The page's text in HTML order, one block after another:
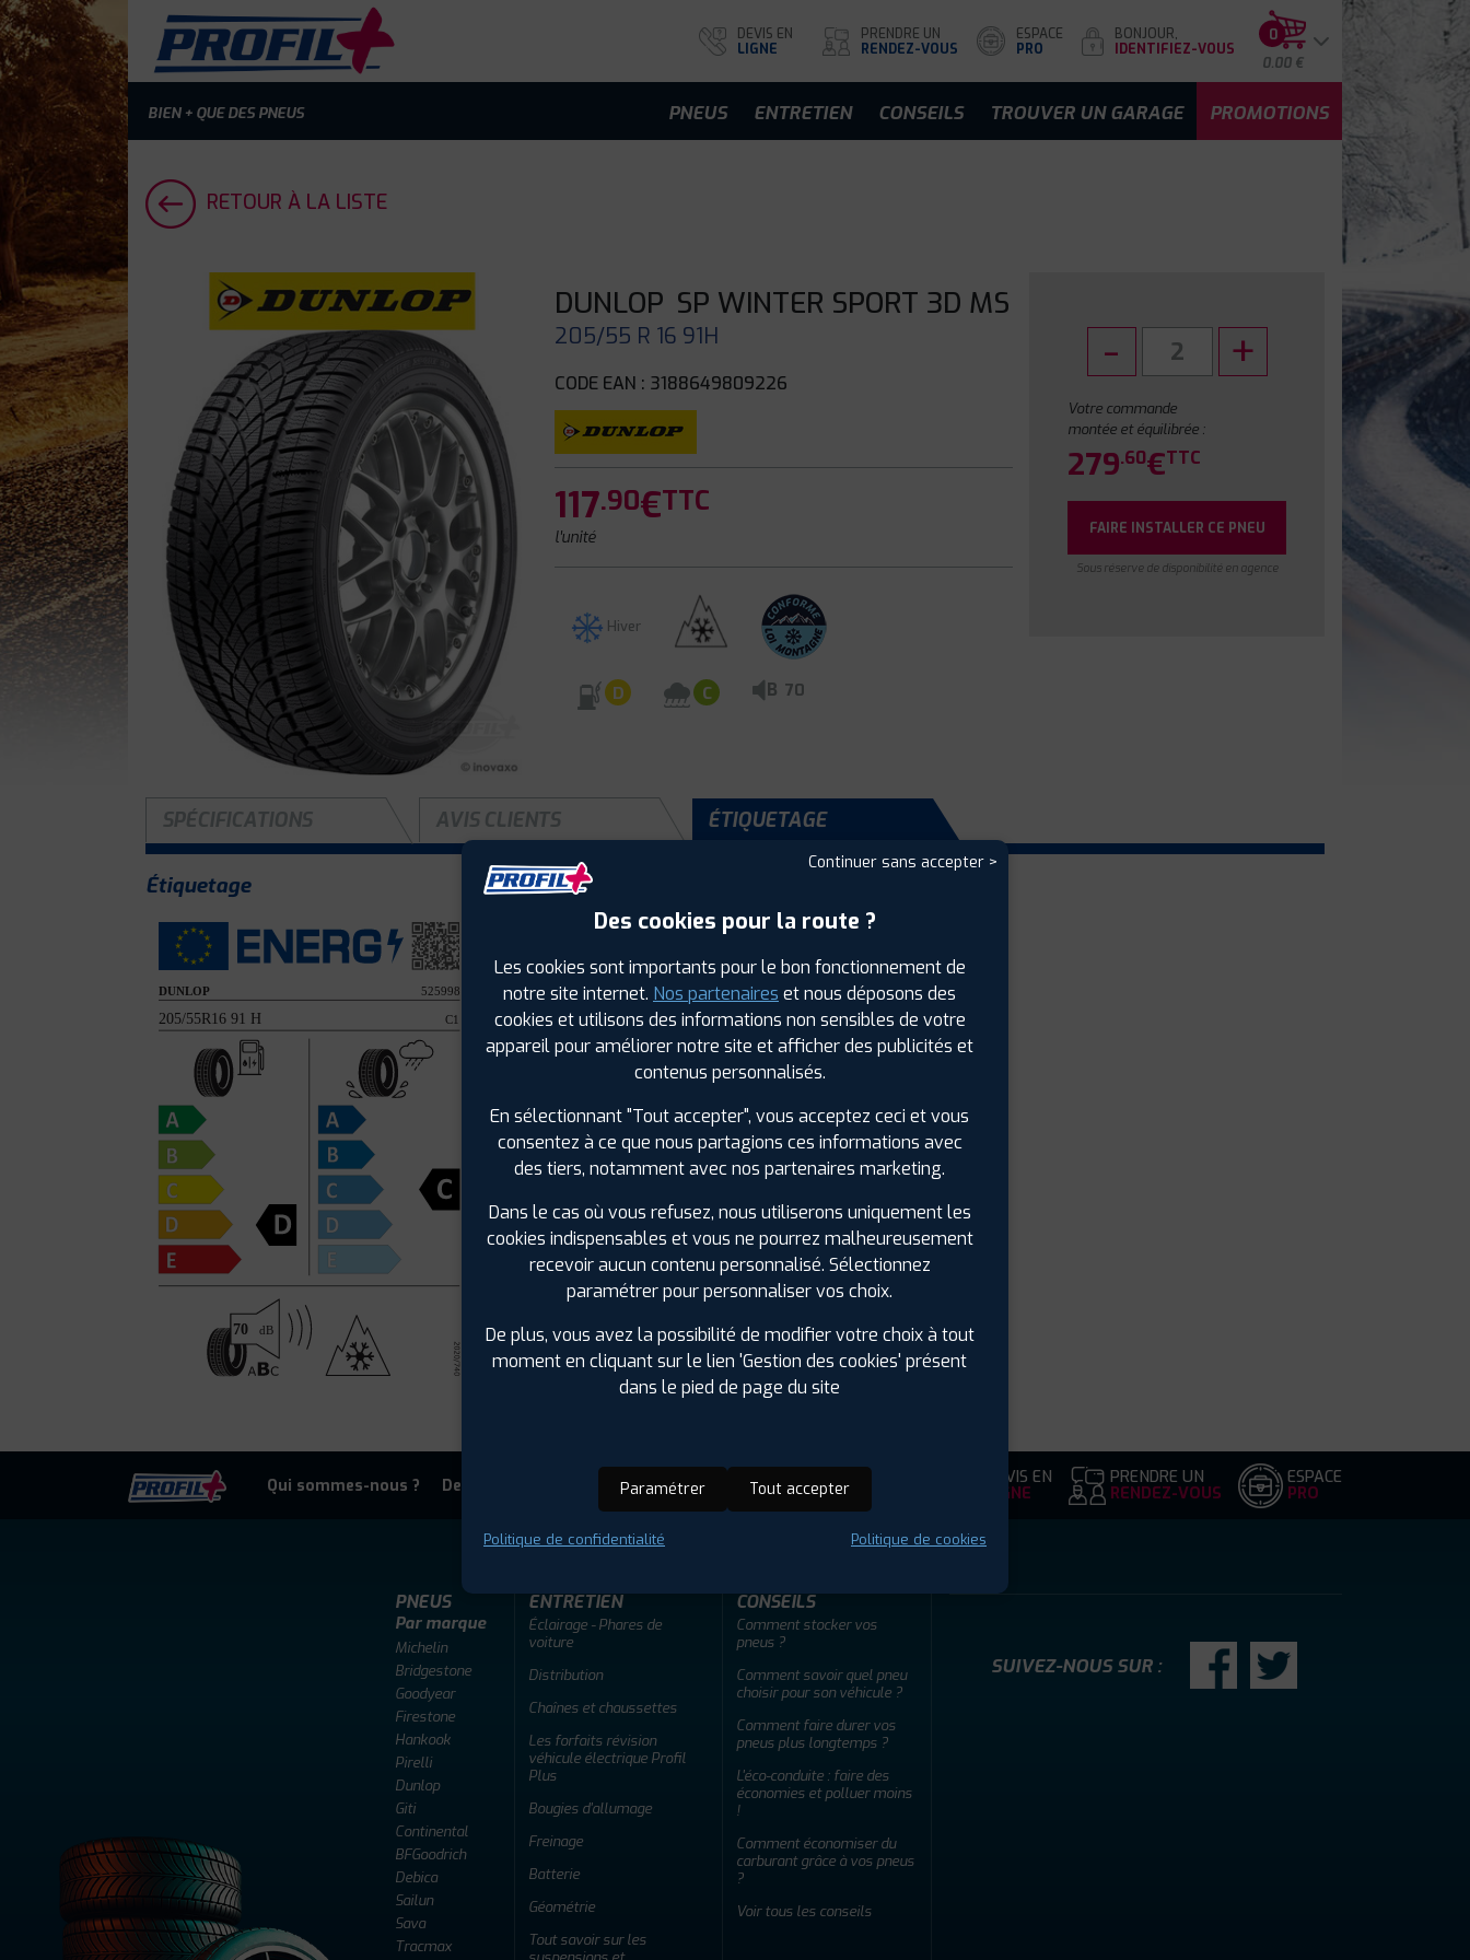
BIEN + QUE DES PNEUS
DEVIS EN
LIGNE
PRENDRE UN
RENDEZ-VOUS
ESPACE
PRO
BONJOUR,
IDENTIFIEZ-VOUS
0
0.00 €
PNEUS ENTRETIEN CONSEILS TROUVER UN GARAGE PROMOTIONS
RETOUR À LA LISTE
DUNLOP SP WINTER SPORT 3D MS
205/55 R 16 91H
CODE EAN : 3188649809226
117.90€TTC
l'unité
Hiver
D C B 70
Votre commande
montée et équilibrée :
279.60€TTC
FAIRE INSTALLER CE PNEU
Sous réserve de disponibilité en agence
SPÉCIFICATIONS AVIS CLIENTS ÉTIQUETAGE
Étiquetage
Hiver
Largeur :205
Hauteur :55
Diamètre :16
Charge :91
Bruit de roulement externe : 70
Résistance au roulement :
Adhérence sur sol mouillé : C
Code EAN :
Qui sommes-nous ? Devenir adherent Offres d'emploi FAQ DEVIS EN
LIGNE
PRENDRE UN
RENDEZ-VOUS
ESPACE
PRO
PNEUS
Par marque
Michelin
Bridgestone
Goodyear
Firestone
Hankook
Pirelli
Dunlop
Giti
Continental
BFGoodrich
Debica
Sailun
Sava
Tracmax
ENTRETIEN
Éclairage - Phares de
voiture
Distribution
Chaînes et chaussettes
Les forfaits révision
véhicule électrique Profil
Plus
Bougies d'allumage
Freinage
Batterie
Géométrie
Tout savoir sur les
CONSEILS
Comment stocker vos
pneus ?
Comment savoir quel pneu
choisir pour son véhicule ?
Comment faire durer vos
pneus plus longtemps ?
L'éco-conduite : faire des
économies et polluer moins
!
Comment économiser du
carburant grâce à vos pneus
?
Voir tous les conseils
SUIVEZ-NOUS SUR :
Continuer sans accepter >
Des cookies pour la route ?
Les cookies sont importants pour le bon fonctionnement de
notre site internet. Nos partenaires et nous déposons des
cookies et utilisons des informations non sensibles de votre
appareil pour améliorer notre site et afficher des publicités et
contenus personnalisés.
En sélectionnant "Tout accepter", vous acceptez ceci et vous
consentez à ce que nous partagions ces informations avec
des tiers, notamment avec nos partenaires marketing.
Dans le cas où vous refusez, nous utiliserons uniquement les
cookies indispensables et vous ne pourrez malheureusement
recevoir aucun contenu personnalisé. Sélectionnez
paramétrer pour personnaliser vos choix.
De plus, vous avez la possibilité de modifier votre choix à tout
moment en cliquant sur le lien 'Gestion des cookies' présent
dans le pied de page du site
Paramétrer Tout accepter
Politique de confidentialité Politique de cookies